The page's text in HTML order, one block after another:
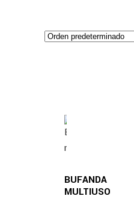
BUFANDA
MULTIUSO